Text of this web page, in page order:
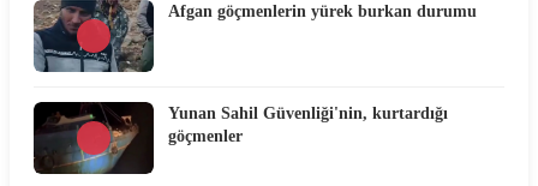
Afgan göçmenlerin yürek burkan durumu
Yunan Sahil Güvenliği'nin, kurtardığı
göçmenler